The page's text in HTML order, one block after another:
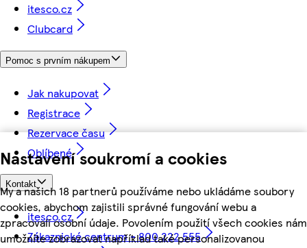
Nastavení soukromí a cookies
My a našich 18 partnerů používáme nebo ukládáme soubory
cookies, abychom zajistili správné fungování webu a
zpracovali osobní údaje. Povolením použití všech cookies nám
umožníte zobrazovat například také personalizovanou
itesco.cz
Clubcard
Pomoc s prvním nákupem
Jak nakupovat
Registrace
Rezervace času
Oblíbené
Kontakt
itesco.cz
Zákaznické centrum - 800 222 555